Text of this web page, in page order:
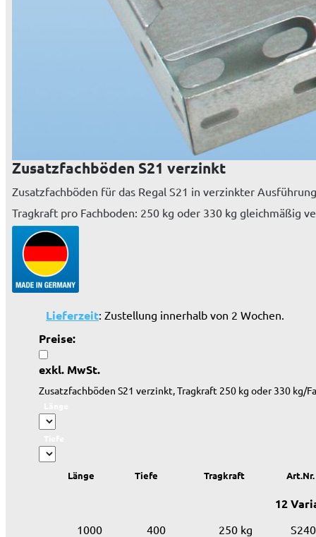
Zusatzfachböden S21 verzinkt
Zusatzfachböden für das Regal S21 in verzinkter
Tragkraft pro Fachboden: 250 kg oder 330 kg gleichmäßig
Lieferzeit: Zustellung innerhalb von 2 Wochen.
Preise:
exkl. MwSt.
Zusatzfachböden S21 verzinkt, Tragkraft 250 kg oder 330 kg/
Länge Tiefe Tragkraft Art.Nr.
12
1000 400 250 kg